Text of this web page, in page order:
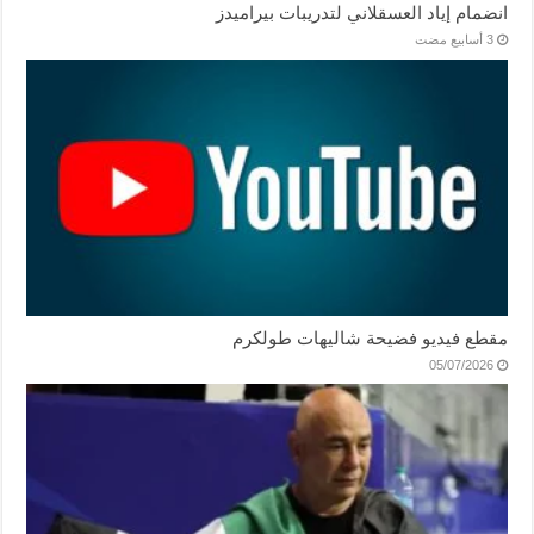
انضمام إياد العسقلاني لتدريبات بيراميدز
‏3 أسابيع مضت
مقطع فيديو فضيحة شاليهات طولكرم
05/07/2026